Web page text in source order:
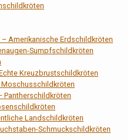
Amerikanische Erdschildkröten
Sumpfschildkröten
Kreuzbrustschildkröten
Pantherschildkröten
Landschildkröten
Schmuckschildkröten